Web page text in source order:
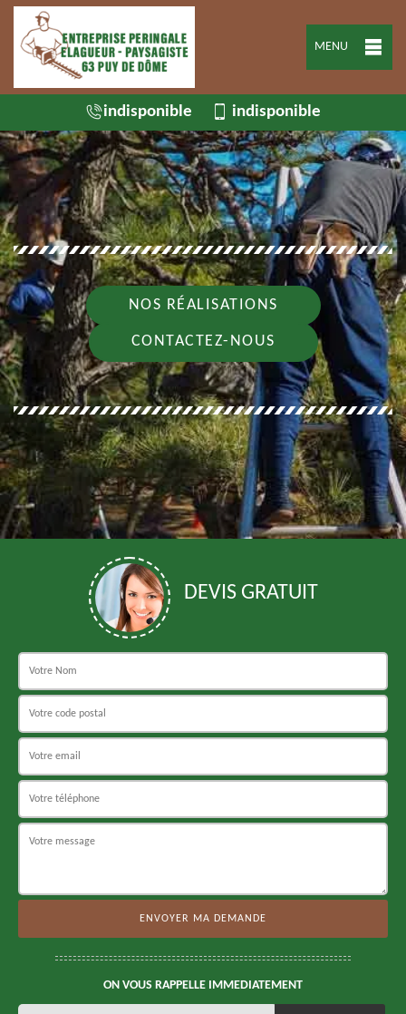
MENU
indisponible indisponible
NOS RÉALISATIONS
CONTACTEZ-NOUS
DEVIS GRATUIT
ON VOUS RAPPELLE IMMEDIATEMENT